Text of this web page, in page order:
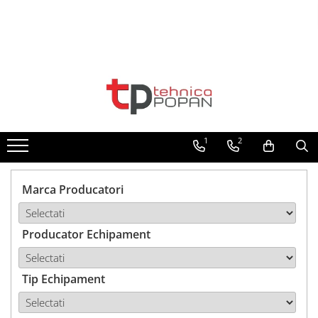
1. Piese & Accesorii Tractoare
1.1. Cabina & Caroserie
1.1.1. Geamuri
1.1.3. Embleme & Abtibilduri
1.1.4. Climatizare si accesorii
1.2. Piese cu Prindere în 3
Puncte si mecanism de ridicare
1.2.1. Prindere in 3 puncte
1 2
Marca Producatori
Producator Echipament
Tip Echipament